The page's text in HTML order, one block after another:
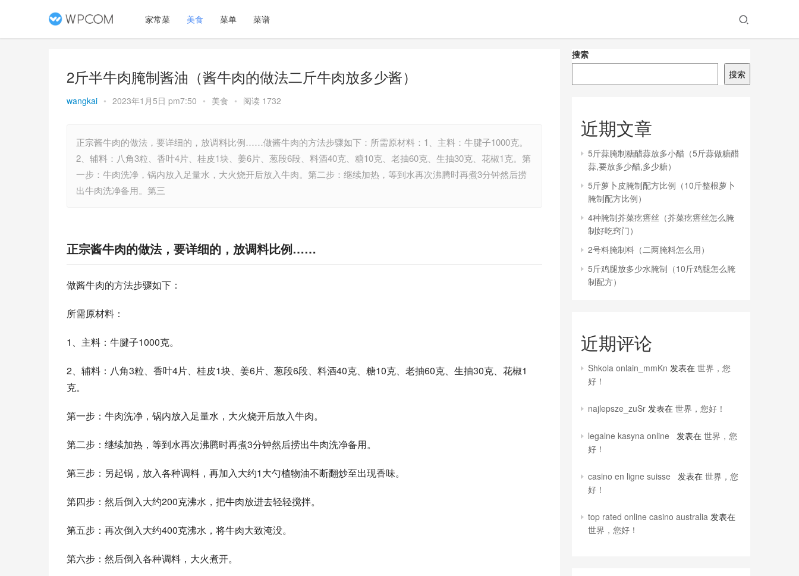
家常菜 美食 菜单 菜谱
2斤半牛肉腌制酱油（酱牛肉的做法二斤牛肉放多少酱）
wangkai • 2023年1月5日 pm7:50 • 美食 • 阅读 1732
正宗酱牛肉的做法，要详细的，放调料比例……做酱牛肉的方法步骤如下：所需原材料：1、主料：牛腱子1000克。
2、辅料：八角3粒、香叶4片、桂皮1块、姜6片、葱段6段、料酒40克、糖10克、老抽60克、生抽30克、花椒1克。第
一步：牛肉洗净，锅内放入足量水，大火烧开后放入牛肉。第二步：继续加热，等到水再次沸腾时再煮3分钟然后捞
出牛肉洗净备用。第三
正宗酱牛肉的做法，要详细的，放调料比例……
做酱牛肉的方法步骤如下：
所需原材料：
1、主料：牛腱子1000克。
2、辅料：八角3粒、香叶4片、桂皮1块、姜6片、葱段6段、料酒40克、糖10克、老抽60克、生抽30克、花椒1
克。
第一步：牛肉洗净，锅内放入足量水，大火烧开后放入牛肉。
第二步：继续加热，等到水再次沸腾时再煮3分钟然后捞出牛肉洗净备用。
第三步：另起锅，放入各种调料，再加入大约1大勺植物油不断翻炒至出现香味。
第四步：然后倒入大约200克沸水，把牛肉放进去轻轻搅拌。
第五步：再次倒入大约400克沸水，将牛肉大致淹没。
第六步：然后倒入各种调料，大火煮开。
搜索
搜索
近期文章
5斤蒜腌制糖醋蒜放多小醋（5斤蒜做糖醋
蒜,要放多少醋,多少糖）
5斤萝卜皮腌制配方比例（10斤整根萝卜
腌制配方比例）
4种腌制芥菜疙瘩丝（芥菜疙瘩丝怎么腌
制好吃窍门）
2号料腌制料（二两腌料怎么用）
5斤鸡腿放多少水腌制（10斤鸡腿怎么腌
制配方）
近期评论
Shkola onlain_mmKn 发表在 世界，您
好！
najlepsze_zuSr 发表在 世界，您好！
legalne kasyna online 发表在 世界，您
好！
casino en ligne suisse 发表在 世界，您
好！
top rated online casino australia 发表在
世界，您好！